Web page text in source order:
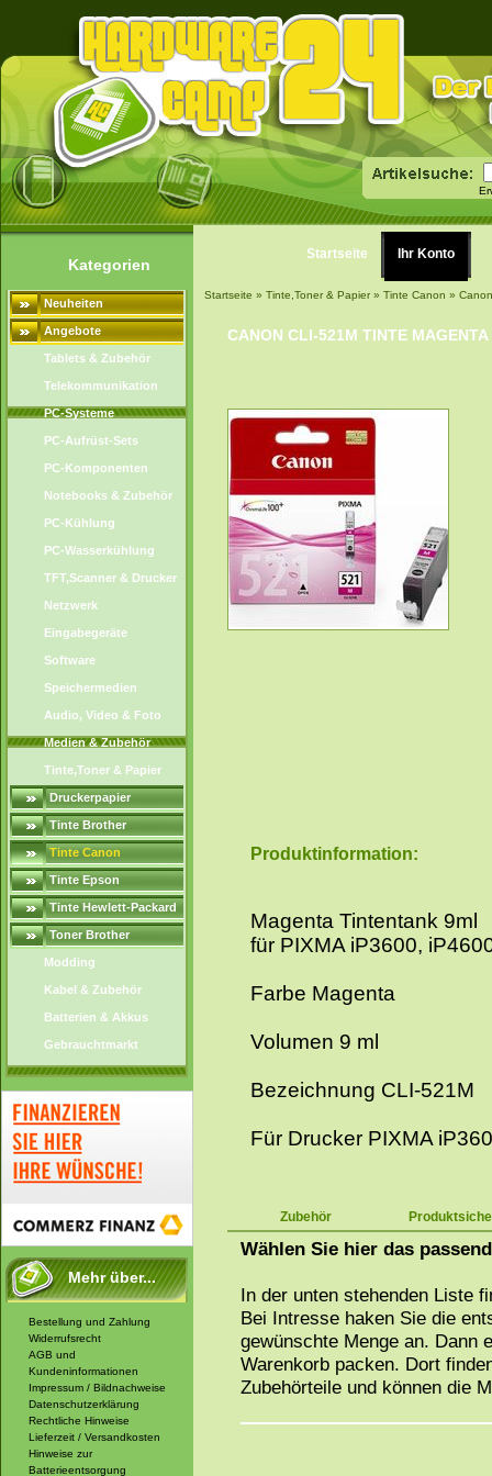
Kategorien
Neuheiten
Angebote
Tablets & Zubehör
Telekommunikation
PC-Systeme
PC-Aufrüst-Sets
PC-Komponenten
Notebooks & Zubehör
PC-Kühlung
PC-Wasserkühlung
TFT,Scanner & Drucker
Netzwerk
Eingabegeräte
Software
Speichermedien
Audio, Video & Foto
Medien & Zubehör
Tinte,Toner & Papier
Druckerpapier
Tinte Brother
Tinte Canon
Tinte Epson
Tinte Hewlett-Packard
Toner Brother
Modding
Kabel & Zubehör
Batterien & Akkus
Gebrauchtmarkt
Mehr über...
Bestellung und Zahlung
Widerrufsrecht
AGB und
Kundeninformationen
Impressum / Bildnachweise
Datenschutzerklärung
Rechtliche Hinweise
Lieferzeit / Versandkosten
Hinweise zur
Batterieentsorgung
Startseite Ihr Konto
Startseite » Tinte,Toner & Papier» Tinte Canon »
CANON CLI-521M TINTE MAGENTA
Produktinformation:
Magenta Tintentank 9ml
für PIXMA iP3600,
Farbe Magenta
Volumen 9 ml
Bezeichnung CLI-521M
Für Drucker PIXMA
Zubehör
Wählen Sie hier das
In der unten stehenden Liste
Bei Intresse haken Sie die
gewünschte Menge an. Dann
Warenkorb packen. Dort
Zubehörteile und können die